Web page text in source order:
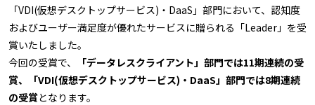
「VDI(仮想デスクトップサービス)・DaaS」部門において、認知度
およびユーザー満足度が優れたサービスに贈られる「Leader」を受
賞いたしました。
今回の受賞で、
「データレスクライアント」部門では11期連続の受
賞、「VDI(仮想デスクトップサービス)・DaaS」部門では8期連続
の受賞となります。